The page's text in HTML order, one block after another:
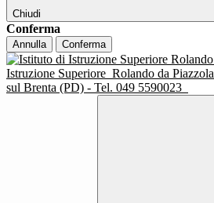
Chiudi
Conferma
Annulla Conferma
Istruzione Superiore Rolando da Piazzola
sul Brenta (PD) - Tel. 049 5590023